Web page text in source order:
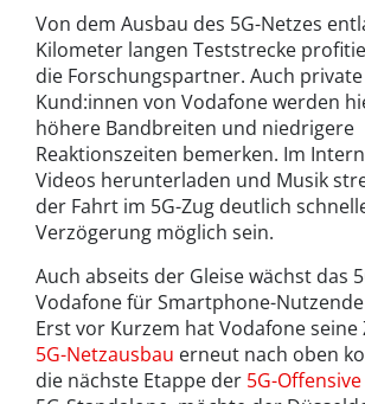
Von dem Ausbau des 5G-Netzes
Kilometer langen Teststrecke
die Forschungspartner. Auch
Kund:innen von Vodafone werden
höhere Bandbreiten und niedrigere
Reaktionszeiten bemerken. Im
Videos herunterladen und Musik
der Fahrt im 5G-Zug deutlich
Verzögerung möglich sein.
Auch abseits der Gleise wächst das
Vodafone für Smartphone-Nutzende
Erst vor Kurzem hat Vodafone seine
5G-Netzausbau erneut nach oben
die nächste Etappe der 5G-Offensive